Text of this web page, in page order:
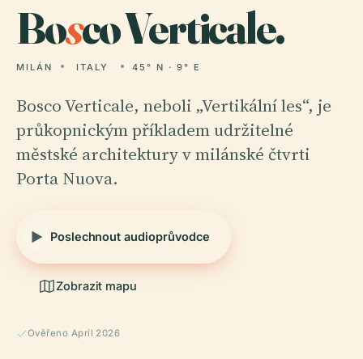
Bosco Verticale.
MILÁN ITALY 45° N · 9° E
Bosco Verticale, neboli „Vertikální les“, je
průkopnickým příkladem udržitelné
městské architektury v milánské čtvrti
Porta Nuova.
Poslechnout audioprůvodce
Zobrazit mapu
Ověřeno April 2026